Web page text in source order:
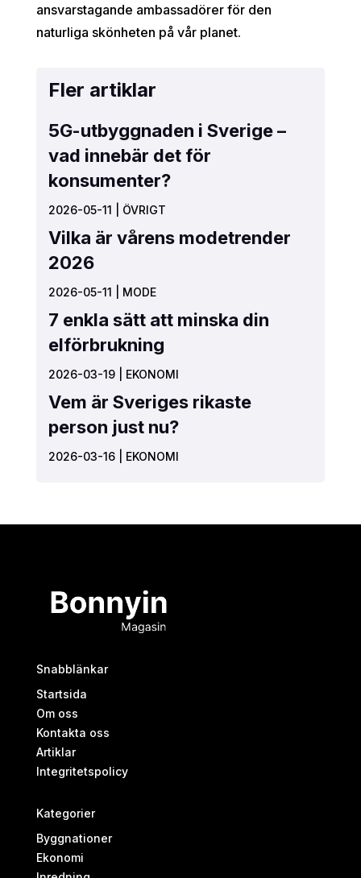
ansvarstagande ambassadörer för den
naturliga skönheten på vår planet.
Fler artiklar
5G-utbyggnaden i Sverige –
vad innebär det för
konsumenter?
2026-05-11 ÖVRIGT
Vilka är vårens modetrender
2026
2026-05-11 MODE
7 enkla sätt att minska din
elförbrukning
2026-03-19| EKONOMI
Vem är Sveriges rikaste
person just nu?
2026-03-16| EKONOMI
Snabblänkar
Startsida
Om oss
Kontakta oss
Artiklar
Integritetspolicy
Kategorier
Byggnationer
Ekonomi